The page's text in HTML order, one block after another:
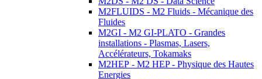
M2FLUIDS - M2 Fluids - Mécanique des
Fluides
M2GI - M2 GI-PLATO - Grandes
installations - Plasmas, Lasers,
Accélérateurs, Tokamaks
M2HEP - M2 HEP - Physique des Hautes
Energies